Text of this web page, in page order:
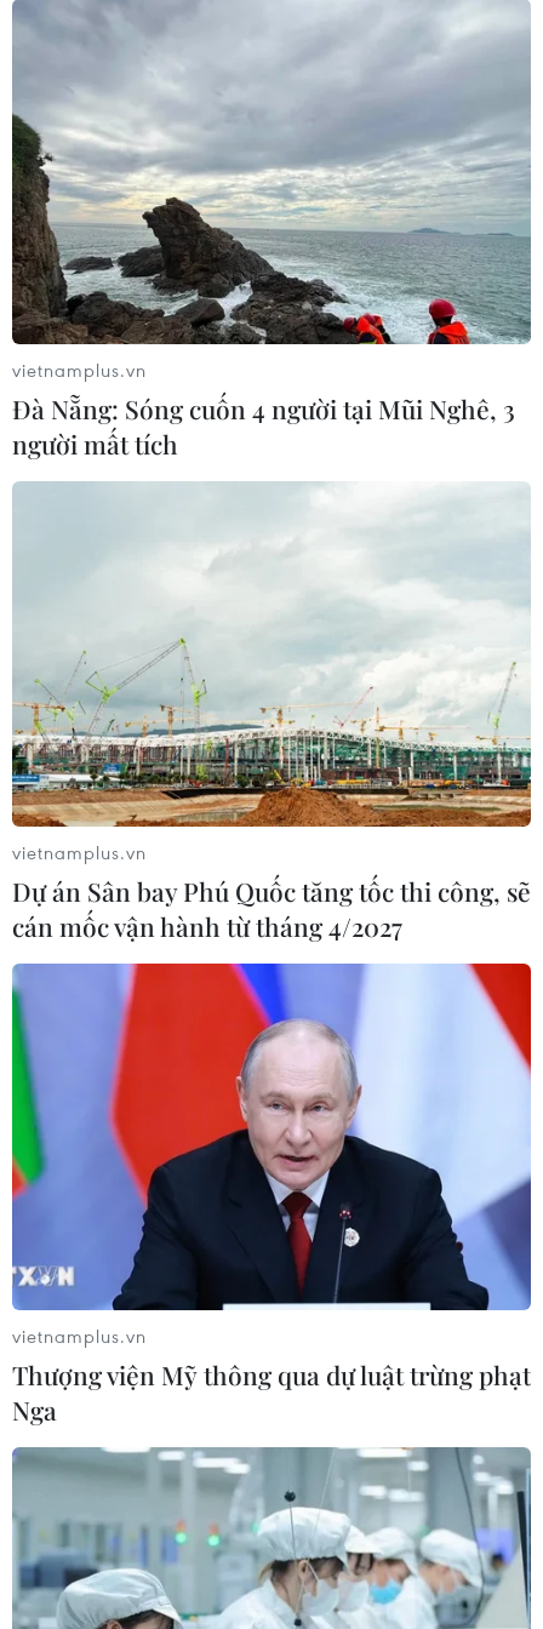
vietnamplus.vn
Đà Nẵng: Sóng cuốn 4 người tại Mũi Nghê, 3
người mất tích
vietnamplus.vn
Dự án Sân bay Phú Quốc tăng tốc thi công, sẽ
cán mốc vận hành từ tháng 4/2027
vietnamplus.vn
Thượng viện Mỹ thông qua dự luật trừng phạt
Nga